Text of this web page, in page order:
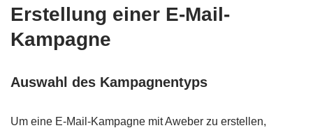
Erstellung einer E-Mail-
Kampagne
Auswahl des Kampagnentyps
Um eine E-Mail-Kampagne mit Aweber zu erstellen,